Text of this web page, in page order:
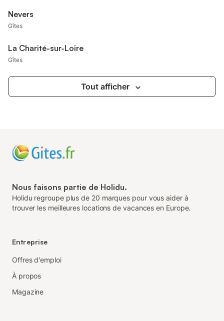
Nevers
Gîtes
La Charité-sur-Loire
Gîtes
Tout afficher
Nous faisons partie de Holidu.
Holidu regroupe plus de 20 marques pour vous aider à
trouver les meilleures locations de vacances en Europe.
Entreprise
Offres d'emploi
À propos
Magazine